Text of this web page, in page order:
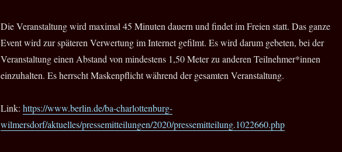
Die Veranstaltung wird maximal 45 Minuten dauern und findet im Freien statt. Das ganze
Event wird zur späteren Verwertung im Internet gefilmt. Es wird darum gebeten, bei der
Veranstaltung einen Abstand von mindestens 1,50 Meter zu anderen Teilnehmer*innen
einzuhalten. Es herrscht Maskenpflicht während der gesamten Veranstaltung.
Link: https://www.berlin.de/ba-charlottenburg-
wilmersdorf/aktuelles/pressemitteilungen/2020/pressemitteilung.1022660.php